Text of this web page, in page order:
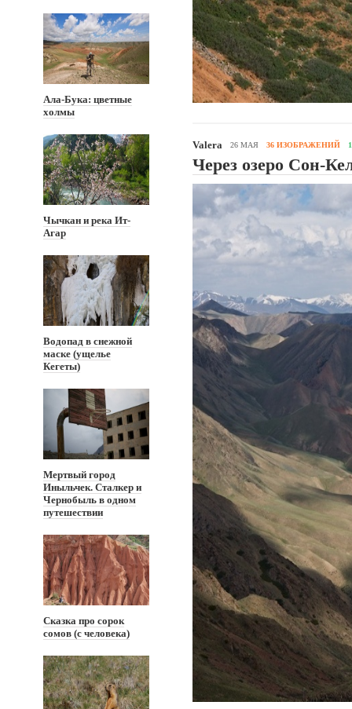
Ала-Бука: цветные
холмы
Чычкан и река Ит-
Агар
Водопад в снежной
маске (ущелье
Кегеты)
Мертвый город
Иныльчек. Сталкер и
Чернобыль в одном
путешествии
Сказка про сорок
сомов (с человека)
Valera 26 МАЯ 36 ИЗОБРАЖЕНИЙ
Через озеро Сон-